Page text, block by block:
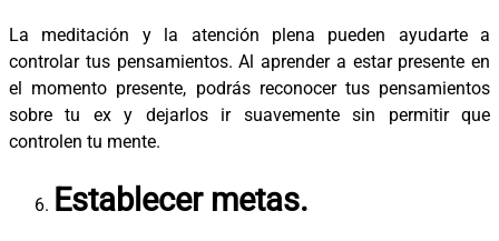
La meditación y la atención plena pueden ayudarte a
controlar tus pensamientos. Al aprender a estar presente en
el momento presente, podrás reconocer tus pensamientos
sobre tu ex y dejarlos ir suavemente sin permitir que
controlen tu mente.
Establecer metas.